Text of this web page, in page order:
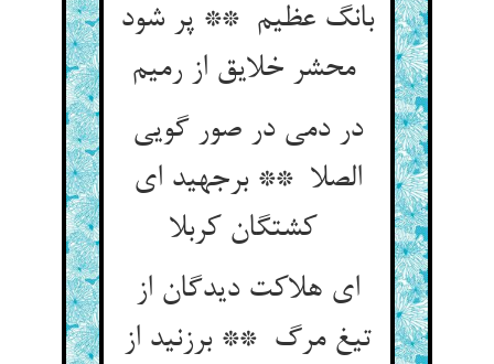
بانگ عظیم ** پر شود
محشر خلایق از رمیم
در دمی در صور گویی
الصلا ** برجهید ای
ای هلاکت دیدگان از
تیغ مرگ ** برزنید از